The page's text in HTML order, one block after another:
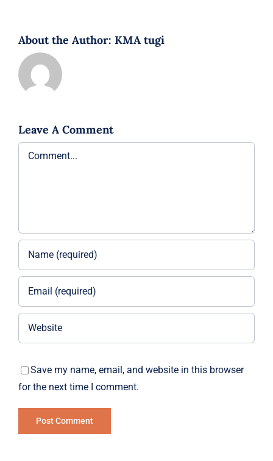
About the Author: KMA tugi
Leave A Comment
Comment
Save my name, email, and website in this browser
for the next time I comment.